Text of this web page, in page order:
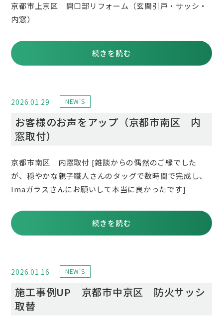
京都市上京区 開口部リフォーム（玄関引戸・サッシ・
内窓）
続きを読む
2026.01.29 NEW'S
お客様のお声をアップ（京都市南区 内
窓取付）
京都市南区 内窓取付 [雑談からの偶然のご縁でした
が、穏やかな親子職人さんのタッグで数時間で完成し、
Imaガラスさんにお願いして本当に良かったです]
続きを読む
2026.01.16 NEW'S
施工事例UP 京都市中京区 防火サッシ
取替